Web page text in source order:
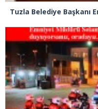
Tuzla Belediye Başkanı